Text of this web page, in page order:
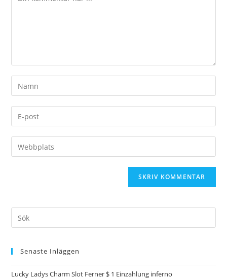
Senaste Inläggen
Lucky Ladys Charm Slot Ferner $ 1 Einzahlung inferno